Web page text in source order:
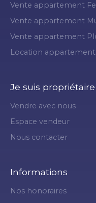
Vente appartement
Vente appartement
Vente appartement
Location appartement
Je suis propriétaire
Vendre avec nous
Espace vendeur
Nous contacter
Informations
Nos honoraires